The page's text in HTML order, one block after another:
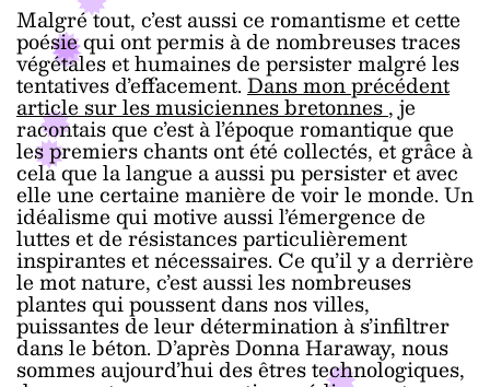
Malgré tout, c’est aussi ce romantisme et cette
poésie qui ont permis à de nombreuses traces
végétales et humaines de persister malgré les
tentatives d’effacement.Dans mon précédent
article sur les musiciennes bretonnes, je
racontais que c’est à l’époque romantique que
les premiers chants ont été collectés, et grâce à
cela que la langue a aussi pu persister et avec
elle une certaine manière de voir le monde. Un
idéalisme qui motive aussi l’émergence de
luttes et de résistances particulièrement
inspirantes et nécessaires. Ce qu’il y a derrière
le mot nature, c’est aussi les nombreuses
plantes qui poussent dans nos villes,
puissantes de leur détermination à s’infiltrer
dans le béton. D’après Donna Haraway, nous
sommes aujourd’hui des êtres technologiques,